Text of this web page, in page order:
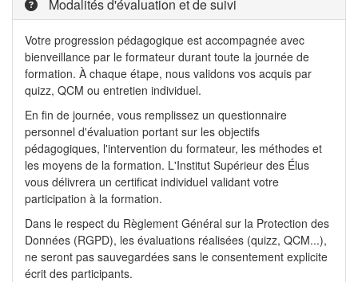
Modalités d'évaluation et de suivi
Votre progression pédagogique est accompagnée avec
bienveillance par le formateur durant toute la journée de
formation. À chaque étape, nous validons vos acquis par
quizz, QCM ou entretien individuel.
En fin de journée, vous remplissez un questionnaire
personnel d'évaluation portant sur les objectifs
pédagogiques, l'intervention du formateur, les méthodes et
les moyens de la formation. L'Institut Supérieur des Élus
vous délivrera un certificat individuel validant votre
participation à la formation.
Dans le respect du Règlement Général sur la Protection des
Données (RGPD), les évaluations réalisées (quizz, QCM...),
ne seront pas sauvegardées sans le consentement explicite
écrit des participants.